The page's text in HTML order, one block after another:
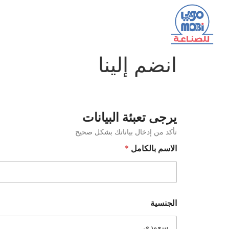
انضم إلينا
يرجى تعبئة البيانات
تأكد من إدخال بياناتك بشكل صحيح
الاسم بالكامل *
الجنسية